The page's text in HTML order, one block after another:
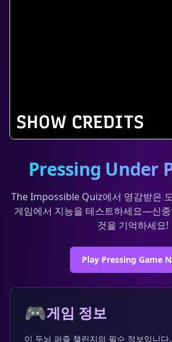
Pressing Under
The Impossible Quiz에서 영감받은
게임에서 지능을 테스트하세요—신
것을 기억하세요!
Play Pressing Game
🎮게임 정보
이 두뇌 퍼즐 챌린지의 필수 정보입니다.